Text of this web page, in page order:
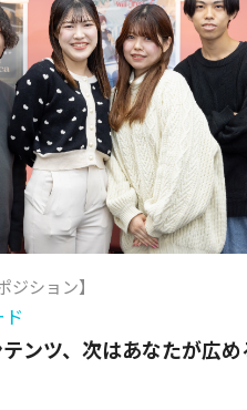
ション】
ンツ、次はあなたが広め